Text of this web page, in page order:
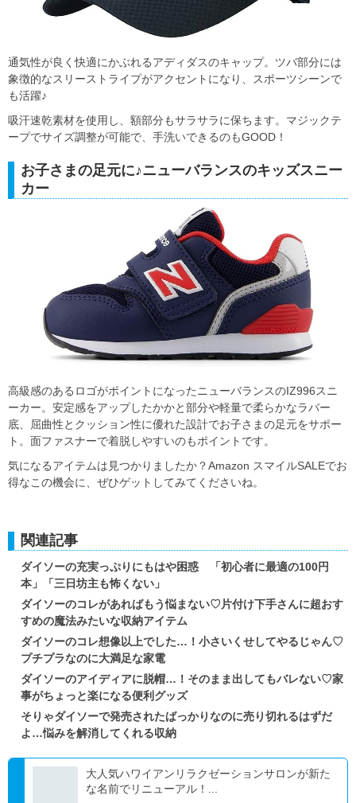
通気性が良く快適にかぶれるアディダスのキャップ。ツバ部分には
象徴的なスリーストライプがアクセントになり、スポーツシーンで
も活躍♪
吸汗速乾素材を使用し、額部分もサラサラに保ちます。マジックテ
ープでサイズ調整が可能で、手洗いできるのもGOOD！
お子さまの足元に♪ニューバランスのキッズスニー
カー
高級感のあるロゴがポイントになったニューバランスのIZ996スニ
ーカー。安定感をアップしたかかと部分や軽量で柔らかなラバー
底、屈曲性とクッション性に優れた設計でお子さまの足元をサポー
ト。面ファスナーで着脱しやすいのもポイントです。
気になるアイテムは見つかりましたか？Amazon スマイルSALEでお
得なこの機会に、ぜひゲットしてみてくださいね。
関連記事
ダイソーの充実っぷりにもはや困惑 「初心者に最適の100円
本」「三日坊主も怖くない」
ダイソーのコレがあればもう悩まない♡片付け下手さんに超おす
すめの魔法みたいな収納アイテム
ダイソーのコレ想像以上でした…！小さいくせしてやるじゃん♡
プチプラなのに大満足な家電
ダイソーのアイディアに脱帽…！そのまま出してもバレない♡家
事がちょっと楽になる便利グッズ
そりゃダイソーで発売されたばっかりなのに売り切れるはずだ
よ…悩みを解消してくれる収納
大人気ハワイアンリラクゼーションサロンが新た
な名前でリニューアル！...